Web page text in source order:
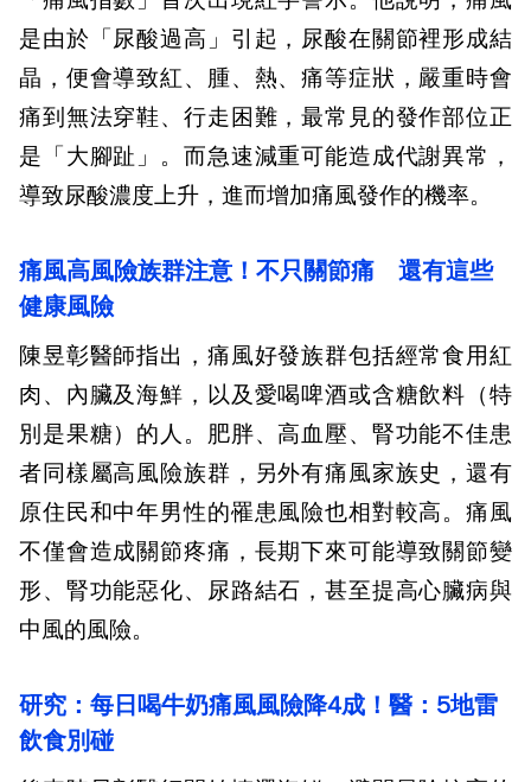
是由於「尿酸過高」引起，尿酸在關節裡形成結
晶，便會導致紅、腫、熱、痛等症狀，嚴重時會
痛到無法穿鞋、行走困難，最常見的發作部位正
是「大腳趾」。而急速減重可能造成代謝異常，
導致尿酸濃度上升，進而增加痛風發作的機率。
痛風高風險族群注意！不只關節痛 還有這些
健康風險
陳昱彰醫師指出，痛風好發族群包括經常食用紅
肉、內臟及海鮮，以及愛喝啤酒或含糖飲料（特
別是果糖）的人。肥胖、高血壓、腎功能不佳患
者同樣屬高風險族群，另外有痛風家族史，還有
原住民和中年男性的罹患風險也相對較高。痛風
不僅會造成關節疼痛，長期下來可能導致關節變
形、腎功能惡化、尿路結石，甚至提高心臟病與
中風的風險。
研究：每日喝牛奶痛風風險降4成！醫：5地雷
飲食別碰